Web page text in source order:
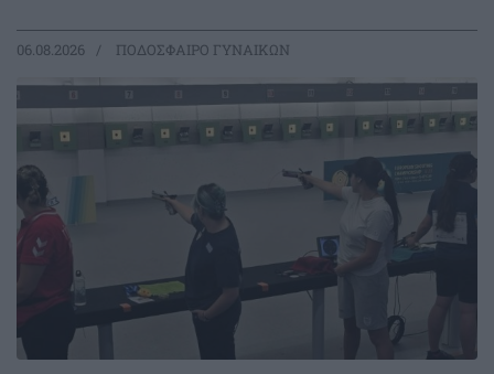
06.08.2026 ΠΟΔΟΣΦΑΙΡΟ ΓΥΝΑΙΚΩΝ